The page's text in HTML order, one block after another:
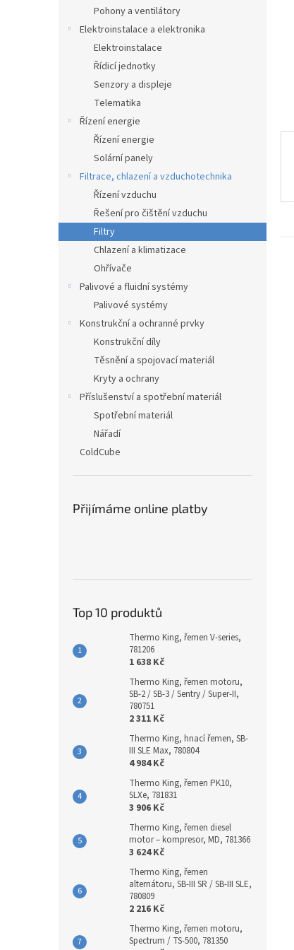
Pohony a ventilátory
Elektroinstalace a elektronika
Elektroinstalace
Řídicí jednotky
Senzory a displeje
Telematika
Řízení energie
Řízení energie
Solární panely
Filtrace, chlazení a vzduchotechnika
Řízení vzduchu
Řešení pro čištění vzduchu
Filtry
Chlazení a klimatizace
Ohřívače
Palivové a fluidní systémy
Palivové systémy
Konstrukční a ochranné prvky
Konstrukční díly
Těsnění a spojovací materiál
Kryty a ochrany
Příslušenství a spotřební materiál
Spotřební materiál
Nářadí
ColdCube
Přijímáme online platby
Top 10 produktů
Thermo King, řemen V-series,
781206
1 638 Kč
Thermo King, řemen motoru,
SB-2 / SB-3 / Sentry / Super-II,
780751
2 311 Kč
Thermo King, hnací řemen, SB-
III SLE Max, 780804
4 984 Kč
Thermo King, řemen PK10,
SLXe, 781831
3 906 Kč
Thermo King, řemen diesel
motor – kompresor, MD, 781366
3 624 Kč
Thermo King, řemen
alternátoru, SB-III SR / SB-III SLE,
780809
2 216 Kč
Thermo King, řemen motoru,
Spectrum / TS-500, 781350